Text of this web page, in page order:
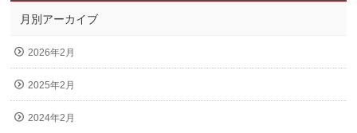
月別アーカイブ
2026年2月
2025年2月
2024年2月